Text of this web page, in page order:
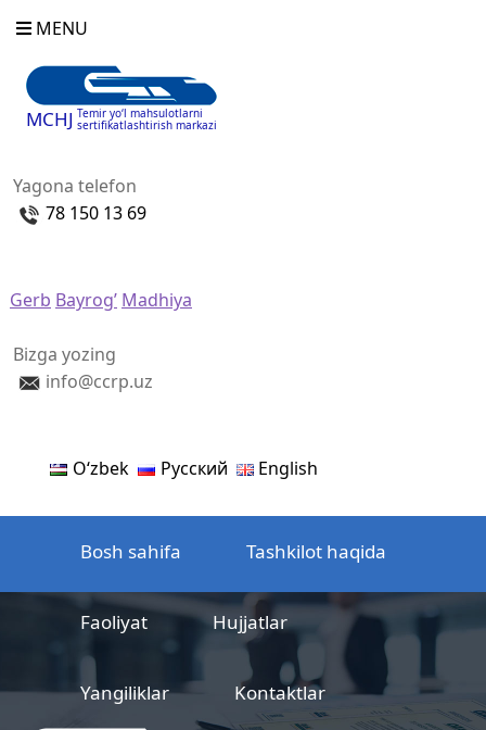
MENU
MCHJ Temir yo‘l mahsulotlarni
sertifikatlashtirish markazi
Yagona telefon
78 150 13 69
Gerb Bayrog’ Madhiya
Bizga yozing
info@ccrp.uz
Oʻzbek Русский English
Bosh sahifa Tashkilot haqida
Faoliyat Hujjatlar
Yangiliklar Kontaktlar